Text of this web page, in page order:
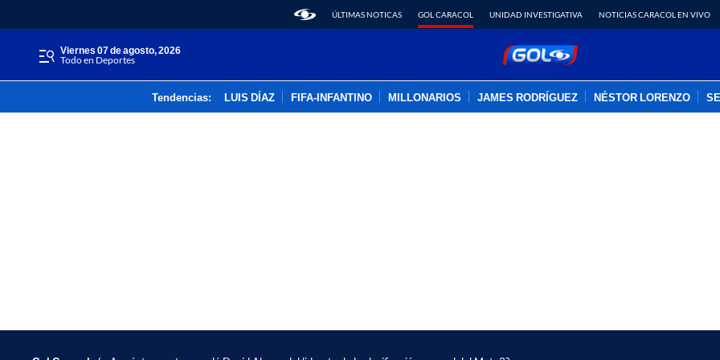
ÚLTIMAS NOTICAS GOL CARACOL UNIDAD INVESTIGATIVA NOTICIAS CARACOL EN VIVO
viernes 07 de agosto, 2026
Todo en Deportes
Tendencias: LUIS DÍAZ FIFA-INFANTINO MILLONARIOS JAMES RODRÍGUEZ NÉSTOR LORENZO